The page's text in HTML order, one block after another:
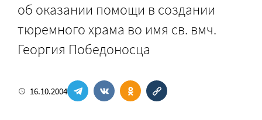
об оказании помощи в создании
тюремного храма во имя св. вмч.
Георгия Победоносца
16.10.2004